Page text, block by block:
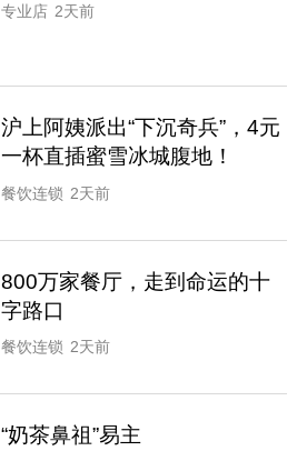
专业店 2天前
沪上阿姨派出“下沉奇兵”，4元
一杯直插蜜雪冰城腹地！
餐饮连锁 2天前
800万家餐厅，走到命运的十
字路口
餐饮连锁 2天前
“奶茶鼻祖”易主